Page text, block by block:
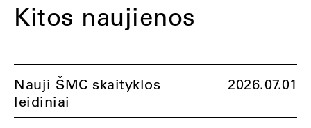
Kitos naujienos
Nauji ŠMC skaityklos
leidiniai
2026.07.01